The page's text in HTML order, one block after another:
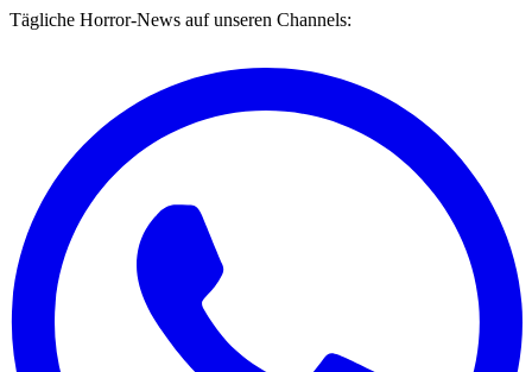
Tägliche Horror-News auf unseren Channels: